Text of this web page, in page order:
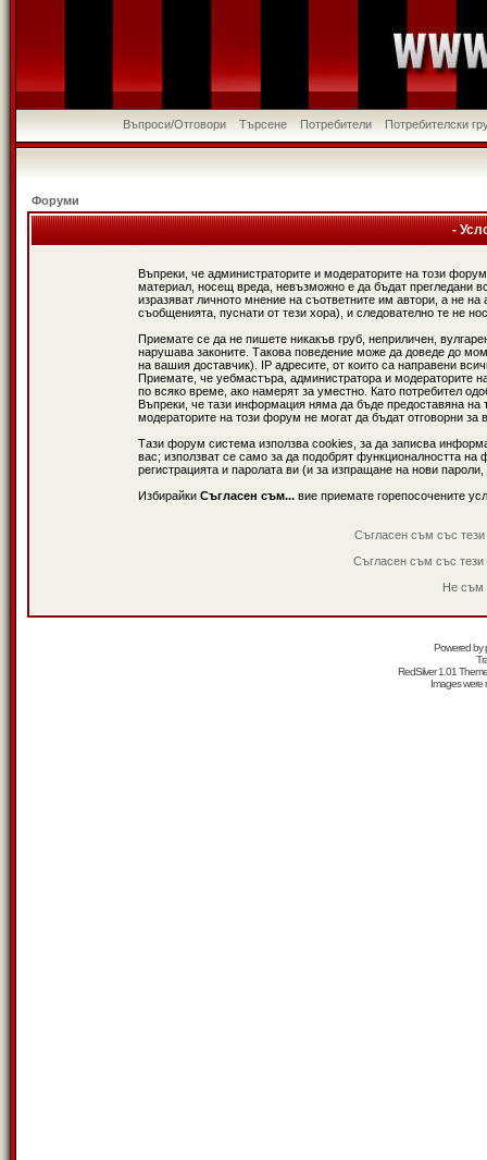
Въпроси/Отговори Търсене Потребители Потребителски
Форуми
-
Въпреки, че администраторите и модераторите на този
материал, носещ вреда, невъзможно е да бъдат прегледани
изразяват личното мнение на съответните им автори, а не
съобщенията, пуснати от тези хора), и следователно те не
Приемате се да не пишете никакъв груб, неприличен,
нарушава законите. Такова поведение може да доведе до
на вашия доставчик). IP адресите, от които са направени
Приемате, че уебмастъра, администратора и модераторите
по всяко време, ако намерят за уместно. Като потребител
Въпреки, че тази информация няма да бъде предоставяна
модераторите на този форум не могат да бъдат отговорни за
Тази форум система използва cookies, за да записва
вас; използват се само за да подобрят функционалността
регистрацията и паролата ви (и за изпращане на нови
Избирайки Съгласен съм... вие приемате горепосочените
Съгласен съм със
Съгласен съм със
Не съм
Powered by
RedSilver 1.01
Images were